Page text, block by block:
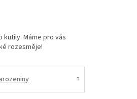
Máme pro vás
rozesměje!